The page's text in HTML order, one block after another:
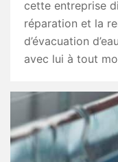
cette entreprise
réparation et la
d’évacuation
avec lui à tout